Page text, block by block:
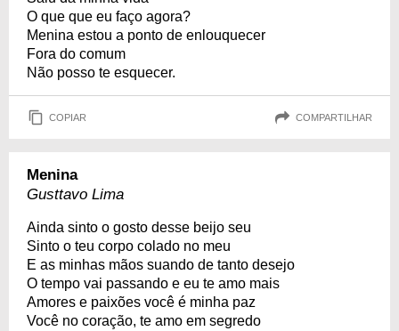
O que que eu faço agora?
Menina estou a ponto de enlouquecer
Fora do comum
Não posso te esquecer.
COPIAR COMPARTILHAR
Menina
Gusttavo Lima
Ainda sinto o gosto desse beijo seu
Sinto o teu corpo colado no meu
E as minhas mãos suando de tanto desejo
O tempo vai passando e eu te amo mais
Amores e paixões você é minha paz
Você no coração, te amo em segredo